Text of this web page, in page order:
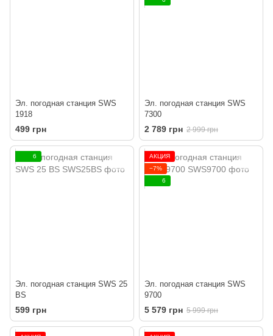
Эл. погодная станция SWS
1918
499 грн
Эл. погодная станция SWS
7300
2 789 грн 2 999 грн
6
Эл. погодная станция SWS 25
BS
599 грн
АКЦИЯ
−7%
6
Эл. погодная станция SWS
9700
5 579 грн 5 999 грн